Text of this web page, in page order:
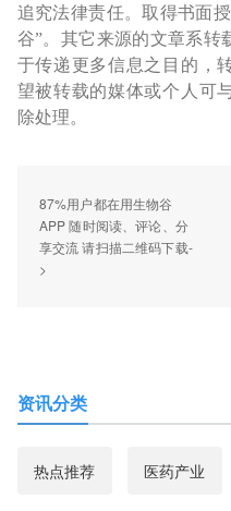
追究法律责任。取得书面
谷”。其它来源的文章系转
于传递更多信息之目的，
望被转载的媒体或个人可
除处理。
87%用户都在用生物谷
APP 随时阅读、评论、分
享交流 请扫描二维码下载-
>
资讯分类
热点推荐 医药产业